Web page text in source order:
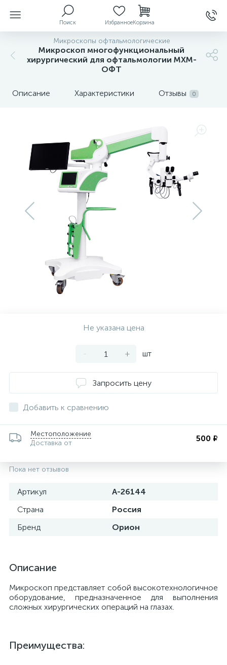
Поиск ИзбранноеКорзина
Микроскопы офтальмологические
Микроскоп многофункциональный
хирургический для офтальмологии МХМ-
ОФТ
Описание Характеристики Отзывы 0
Не указана цена
- + шт
Запросить цену
Добавить к сравнению
Местоположение
Доставка от
500 ₽
Пока нет отзывов
Артикул
A-26144
Страна
Россия
Бренд
Орион
Описание
Микроскоп представляет собой высокотехнологичное
оборудование, предназначенное для выполнения
сложных хирургических операций на глазах.
Преимущества: